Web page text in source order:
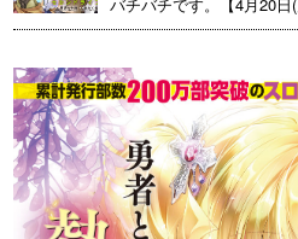
バチバチです。【4月20日(